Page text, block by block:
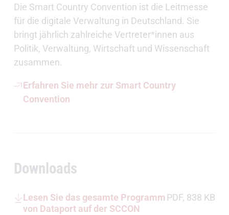
Die Smart Country Convention ist die Leitmesse
für die digitale Verwaltung in Deutschland. Sie
bringt jährlich zahlreiche Vertreter*innen aus
Politik, Verwaltung, Wirtschaft und Wissenschaft
zusammen.
Erfahren Sie mehr zur Smart Country
Convention
Downloads
Lesen Sie das gesamte Programm
von Dataport auf der SCCON
PDF, 838 KB